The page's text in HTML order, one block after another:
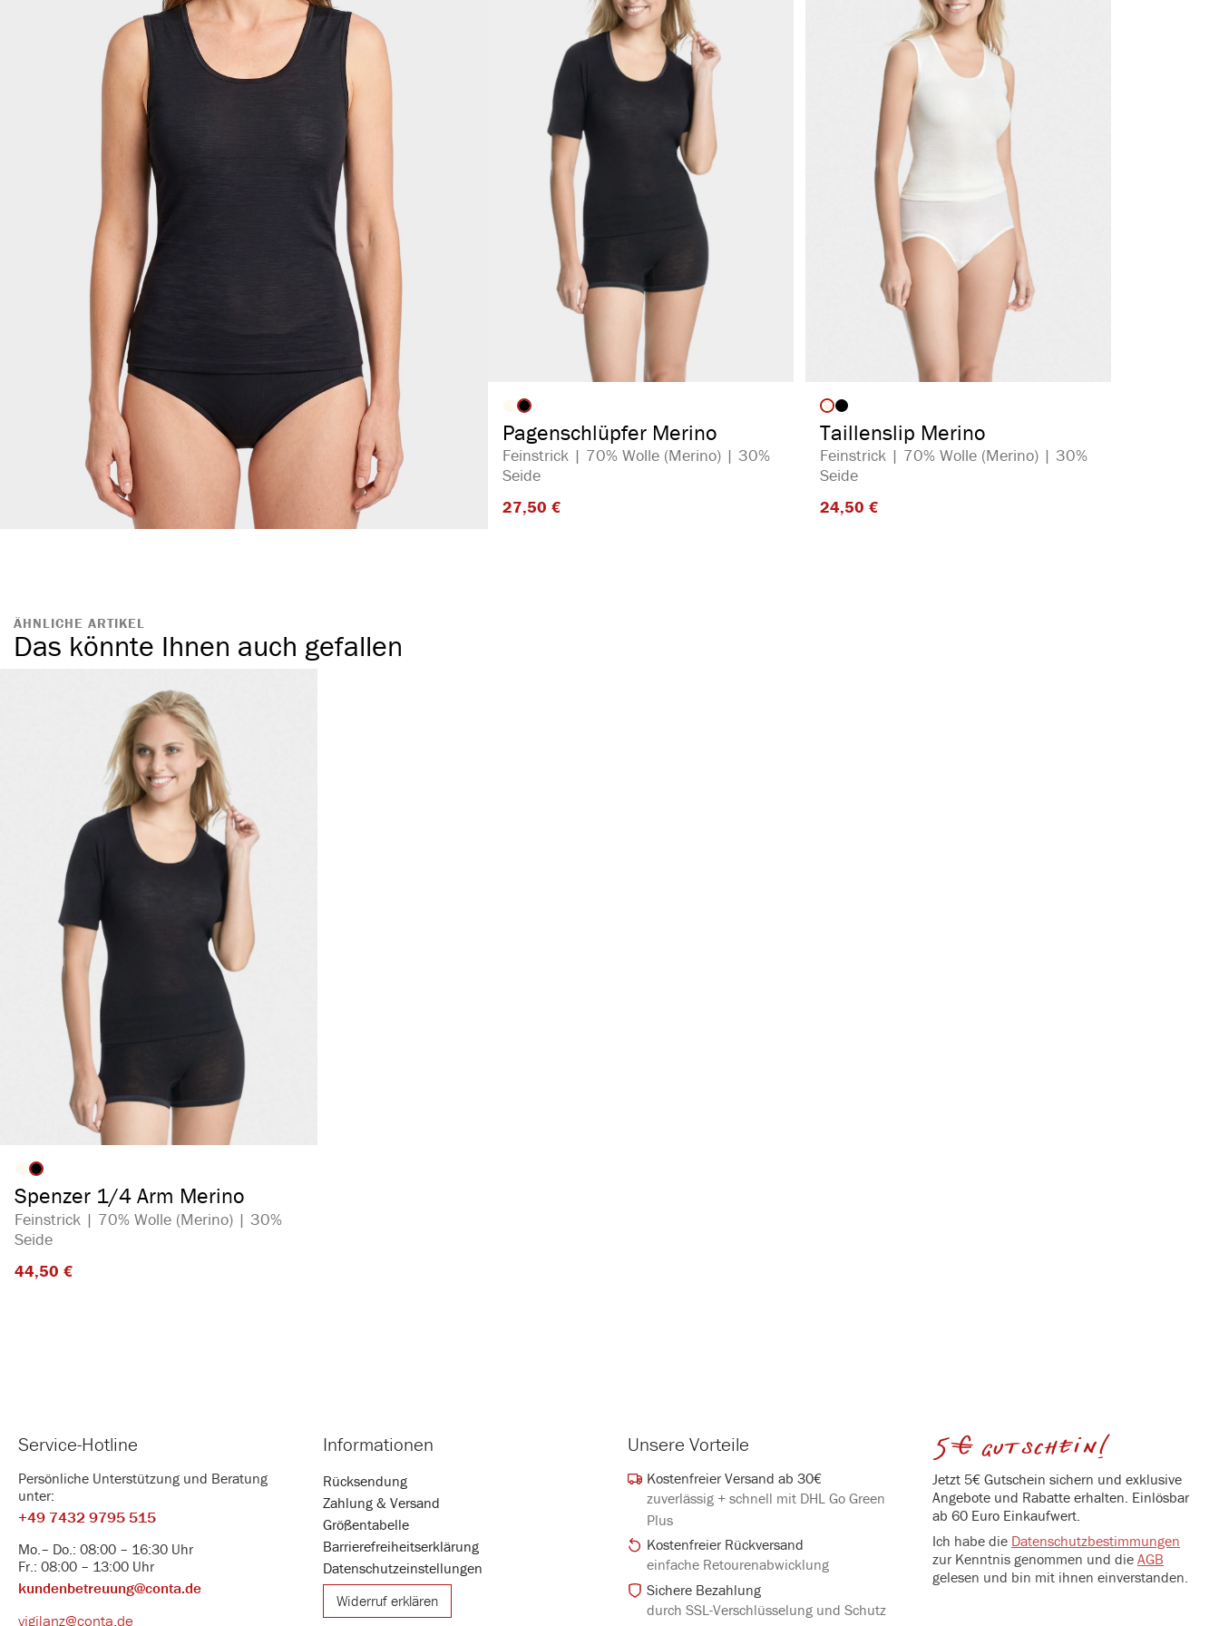
Artikelfarbe
Pagenschlüpfer Merino
Feinstrick | 70% Wolle (Merino) | 30%
Seide
27,50 €​
Artikelfarbe
Taillenslip Merino
Feinstrick | 70% Wolle (Merino) | 30%
Seide
24,50 €​
ÄHNLICHE ARTIKEL
Das könnte Ihnen auch gefallen
Artikelfarbe
Spenzer 1/4 Arm Merino
Feinstrick | 70% Wolle (Merino) | 30%
Seide
44,50 €​
Service-Hotline
Persönliche Unterstützung und Beratung
unter:
+49 7432 9795 515
Mo.– Do.: 08:00 – 16:30 Uhr
Fr.: 08:00 – 13:00 Uhr
kundenbetreuung@conta.de
vigilanz@conta.de
Informationen
Rücksendung
Zahlung & Versand
Größentabelle
Barrierefreiheitserklärung
Datenschutzeinstellungen
Widerruf erklären
Unsere Vorteile
Kostenfreier Versand ab 30€
zuverlässig + schnell mit DHL Go Green
Plus
Kostenfreier Rückversand
einfache Retourenabwicklung
Sichere Bezahlung
durch SSL-Verschlüsselung und Schutz
5€ gutschein!
Jetzt 5€ Gutschein sichern und exklusive
Angebote und Rabatte erhalten. Einlösbar
ab 60 Euro Einkaufwert.
Ich habe die Datenschutzbestimmungen
zur Kenntnis genommen und die AGB
gelesen und bin mit ihnen einverstanden.